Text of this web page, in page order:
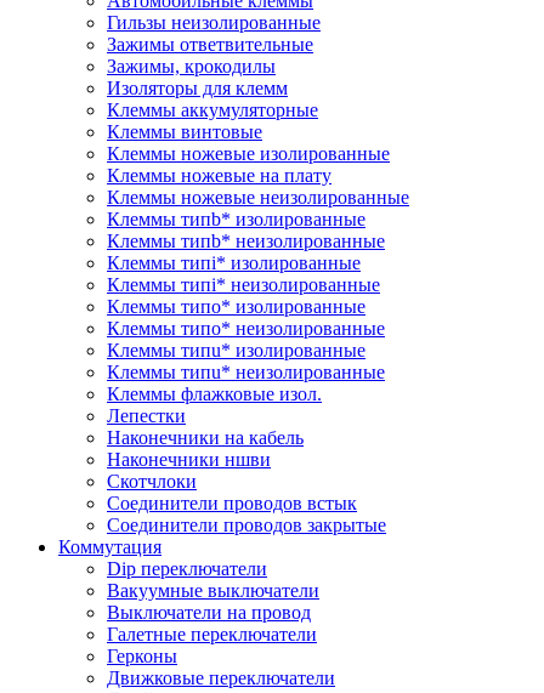
Гильзы неизолированные
Зажимы ответвительные
Зажимы, крокодилы
Изоляторы для клемм
Клеммы аккумуляторные
Клеммы винтовые
Клеммы ножевые изолированные
Клеммы ножевые на плату
Клеммы ножевые неизолированные
Клеммы типb* изолированные
Клеммы типb* неизолированные
Клеммы типi* изолированные
Клеммы типi* неизолированные
Клеммы типo* изолированные
Клеммы типo* неизолированные
Клеммы типu* изолированные
Клеммы типu* неизолированные
Клеммы флажковые изол.
Лепестки
Наконечники на кабель
Наконечники ншви
Скотчлоки
Соединители проводов встык
Соединители проводов закрытые
Коммутация
Dip переключатели
Вакуумные выключатели
Выключатели на провод
Галетные переключатели
Герконы
Движковые переключатели